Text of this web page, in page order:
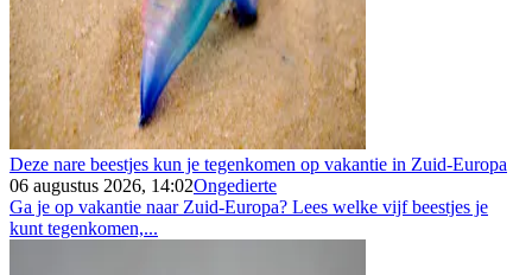
Deze nare beestjes kun je tegenkomen op vakantie in Zuid-Europa
06 augustus 2026, 14:02Ongedierte
Ga je op vakantie naar Zuid-Europa? Lees welke vijf beestjes je
kunt tegenkomen,...